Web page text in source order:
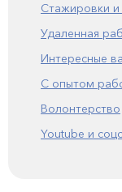
Стажировки и
Удаленная
Интересные
С опытом
Волонтерство
Youtube и